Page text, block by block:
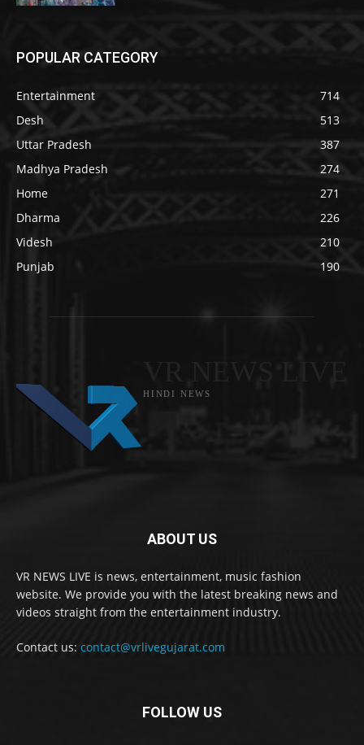
POPULAR CATEGORY
Entertainment
714
Desh
513
Uttar Pradesh
387
Madhya Pradesh
274
Home
271
Dharma
226
Videsh
210
Punjab
190
HINDI NEWS
ABOUT US
VR NEWS LIVE is news, entertainment, music fashion
website. We provide you with the latest breaking news and
videos straight from the entertainment industry.
Contact us: contact@vrlivegujarat.com
FOLLOW US